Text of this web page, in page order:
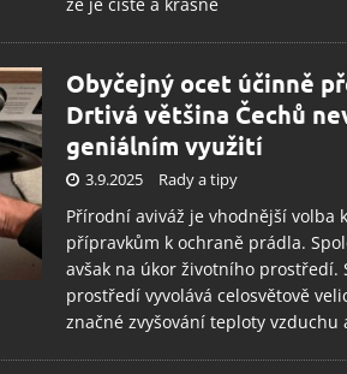
Obyčejný ocet účinně
Drtivá většina Čechů
geniálním využití
3.9.2025 Rady a tipy
Přírodní aviváž je vhodnější volba
přípravkům k ochraně prádla.
avšak na úkor životního prostředí.
prostředí vyvolává celosvětově
značné zvyšování teploty vzduchu